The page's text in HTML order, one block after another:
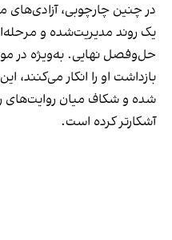
در چنین چارچوبی،
یک روند مدیریت‌شده و
حل‌وفصل نهایی. به‌ویژه در
بازداشت او را انکار می‌کنند،
شده و شکاف میان روایت‌های
آشکارتر کرده است.